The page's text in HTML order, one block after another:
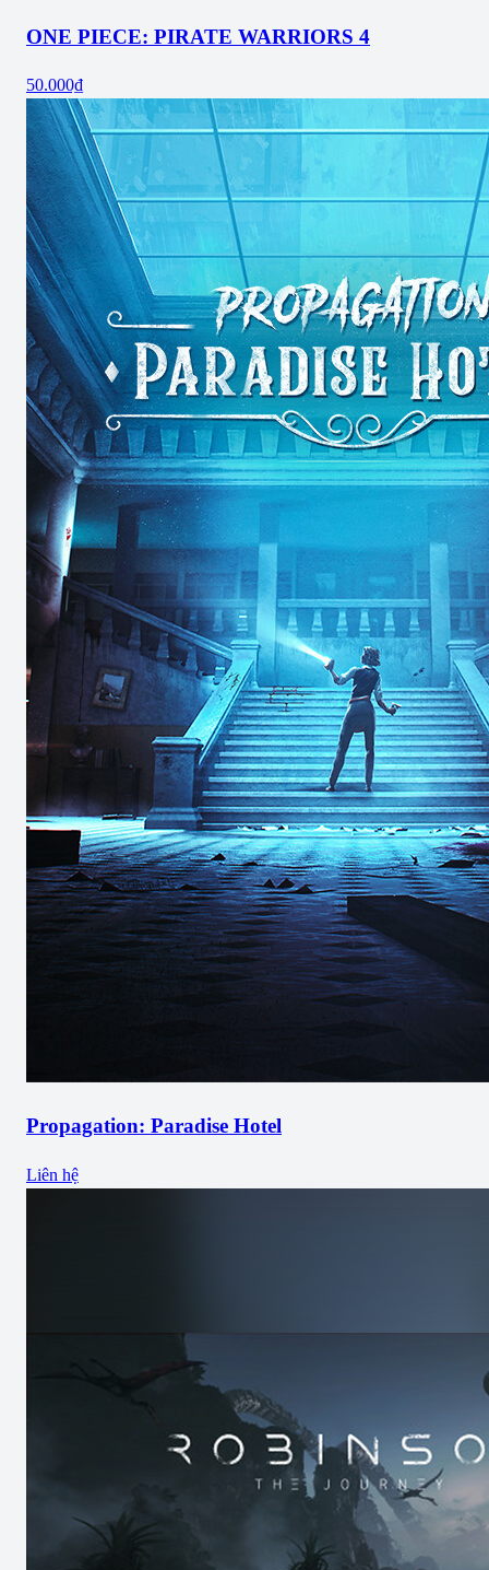
ONE PIECE: PIRATE WARRIORS 4
50.000₫
Propagation: Paradise Hotel
Liên hệ